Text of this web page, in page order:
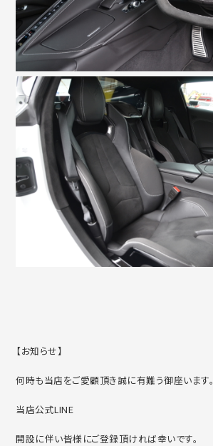
【お知らせ】
何時も当店をご愛顧頂き誠に有難う御座います。
当店公式LINE
開設に伴い皆様にご登録頂ければ幸いです。